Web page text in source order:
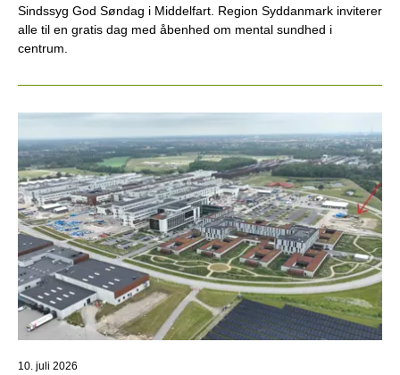
Sindssyg God Søndag i Middelfart. Region Syddanmark inviterer
alle til en gratis dag med åbenhed om mental sundhed i
centrum.
10. juli 2026